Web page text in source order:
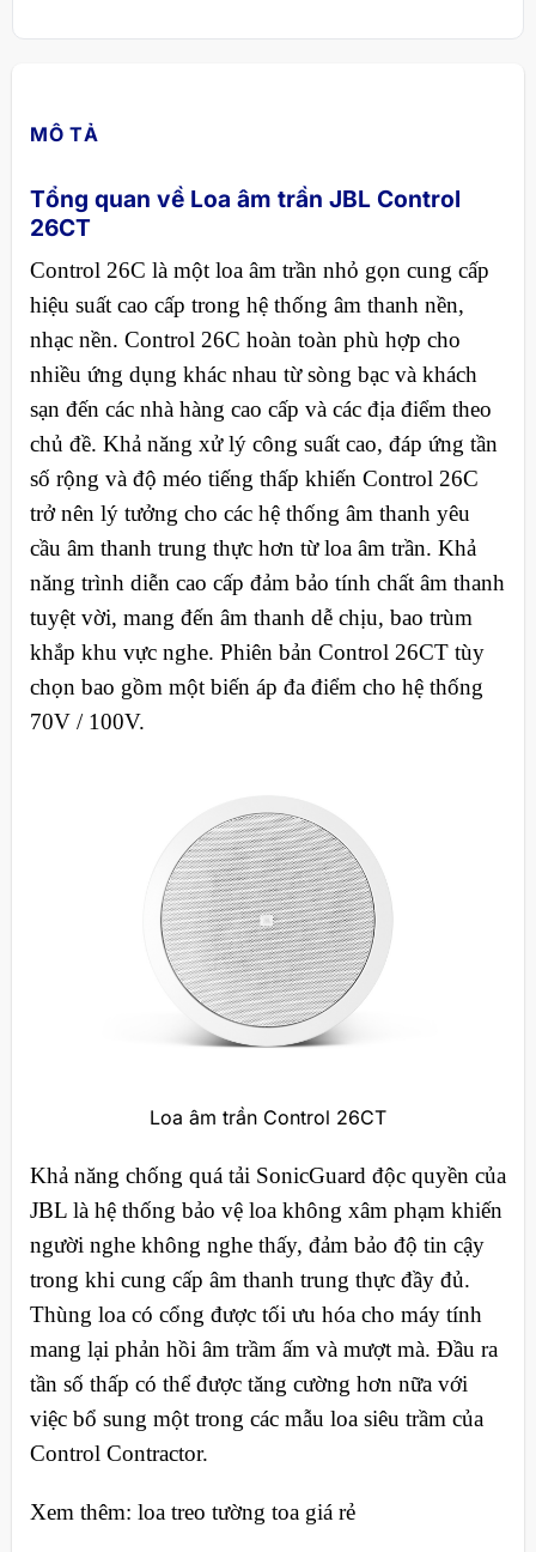
MÔ TẢ
Tổng quan về Loa âm trần JBL Control
26CT
Control 26C là một loa âm trần nhỏ gọn cung cấp
hiệu suất cao cấp trong hệ thống âm thanh nền,
nhạc nền. Control 26C hoàn toàn phù hợp cho
nhiều ứng dụng khác nhau từ sòng bạc và khách
sạn đến các nhà hàng cao cấp và các địa điểm theo
chủ đề. Khả năng xử lý công suất cao, đáp ứng tần
số rộng và độ méo tiếng thấp khiến Control 26C
trở nên lý tưởng cho các hệ thống âm thanh yêu
cầu âm thanh trung thực hơn từ loa âm trần. Khả
năng trình diễn cao cấp đảm bảo tính chất âm thanh
tuyệt vời, mang đến âm thanh dễ chịu, bao trùm
khắp khu vực nghe. Phiên bản Control 26CT tùy
chọn bao gồm một biến áp đa điểm cho hệ thống
70V / 100V.
Loa âm trần Control 26CT
Khả năng chống quá tải SonicGuard độc quyền của
JBL là hệ thống bảo vệ loa không xâm phạm khiến
người nghe không nghe thấy, đảm bảo độ tin cậy
trong khi cung cấp âm thanh trung thực đầy đủ.
Thùng loa có cổng được tối ưu hóa cho máy tính
mang lại phản hồi âm trầm ấm và mượt mà. Đầu ra
tần số thấp có thể được tăng cường hơn nữa với
việc bổ sung một trong các mẫu loa siêu trầm của
Control Contractor.
Xem thêm: loa treo tường toa giá rẻ